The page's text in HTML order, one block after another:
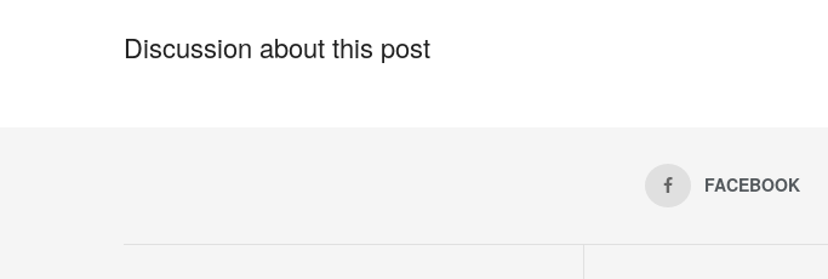
Discussion about this post
FACEBOOK